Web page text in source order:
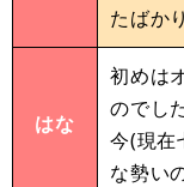
たばか
はな
初めは
のでし
今(現在
な勢い